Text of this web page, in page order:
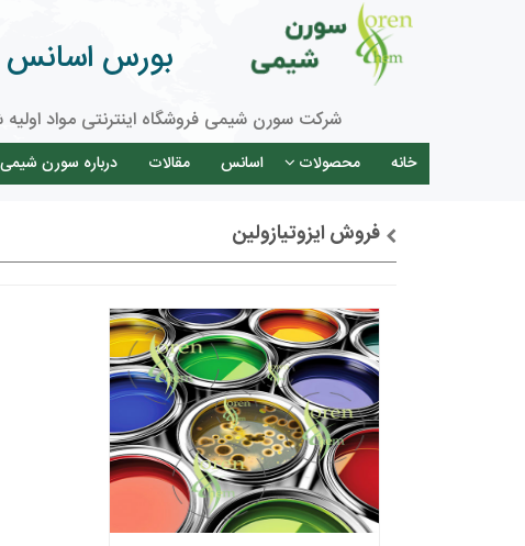
بورس اسانس
شرکت سورن شیمی فروشگاه اینترنتی مواد
خانه محصولات اسانس مقالات درباره سورن شیمی
فروش ایزوتیازولین